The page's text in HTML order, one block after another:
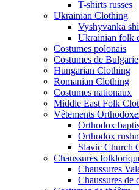
T-shirts russes
Ukrainian Clothing
Vyshyvanka
Ukrainian folk
Costumes polonais
Costumes de Bulgarie
Hungarian Clothing
Romanian Clothing
Costumes nationaux
Middle East Folk
Vêtements
Orthodox
Orthodox
Slavic Church
Chaussures
Chaussures
Chaussures de